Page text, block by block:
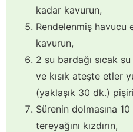
kadar kavurun,
Rendelenmiş
kavurun,
2 su bardağı sıcak
ve kısık ateşte etler
(yaklaşık 30 dk.)
Sürenin dolmasına
tereyağını kızdırın,